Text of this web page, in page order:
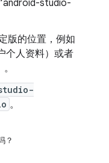
studio-
版的位置，例如
个人资料）或者
。
？